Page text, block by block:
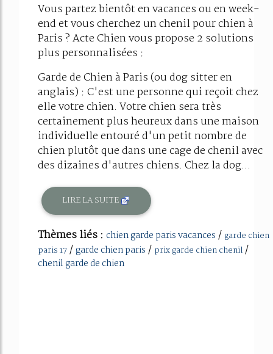
Vous partez bientôt en vacances ou en week-
end et vous cherchez un chenil pour chien à
Paris ? Acte Chien vous propose 2 solutions
plus personnalisées :
Garde de Chien à Paris (ou dog sitter en
anglais) : C'est une personne qui reçoit chez
elle votre chien. Votre chien sera très
certainement plus heureux dans une maison
individuelle entouré d'un petit nombre de
chien plutôt que dans une cage de chenil avec
des dizaines d'autres chiens. Chez la dog...
LIRE LA SUITE
Thèmes liés : chien garde paris vacances / garde chien
paris 17/ garde chien paris / prix garde chien chenil/
chenil garde de chien